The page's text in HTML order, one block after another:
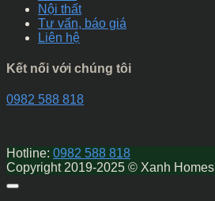
Nội thất
Tư vấn, báo giá
Liên hệ
Kết nối với chúng tôi
0982 588 818
Hotline: 0982 588 818
Copyright 2019-2025 © Xanh Homes